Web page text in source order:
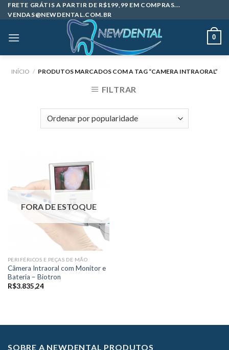
Skip
to
FRETE GRÁTIS A PARTIR DE R$199,99 EM COMPRAS...
VENDAS@NEWDENTAL.COM.BR
0
INÍCIO / PRODUTOS MARCADOS COM A TAG “CAMERA INTRAORAL”
FILTRAR
FORA DE ESTOQUE
PERIFÉRICOS E PEÇAS DE MÃO
Câmera Intraoral com Monitor e
Bateria – Biotron
R$3.835,24
SOBRE A NEWDENTAL PRODUTOS